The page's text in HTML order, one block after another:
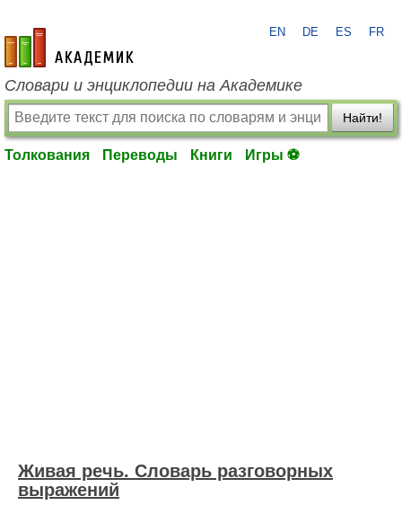
academic.ru
EN DE ES FR
Словари и энциклопедии на Академике
Найти!
Толкования Переводы Книги Игры ⚽
Живая речь. Словарь разговорных
выражений